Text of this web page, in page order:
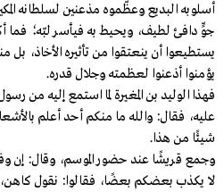
أسلوبه البديع وعظَّموه مذعنين لسلطانه
جوٍّ دافئ لطيف، ويحيط به فيأسر لبّه؛ فما
يستطيعوا أن ينعتقوا من تأثيره الأخاذ،
يؤمنوا أذعنوا لعظمته وجلال قدره.
عليه، فقال: والله ما منكم أحد أعلم
شيئًا من هذا.
وجمع قريشًا عند حضور الموسم، وقال: إن
لا يكذب بعضكم بعضًا، فقالوا: نقول